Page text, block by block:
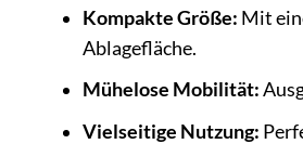
Kompakte Größe: Mit
Ablagefläche.
Mühelose Mobilität:
Vielseitige Nutzung: